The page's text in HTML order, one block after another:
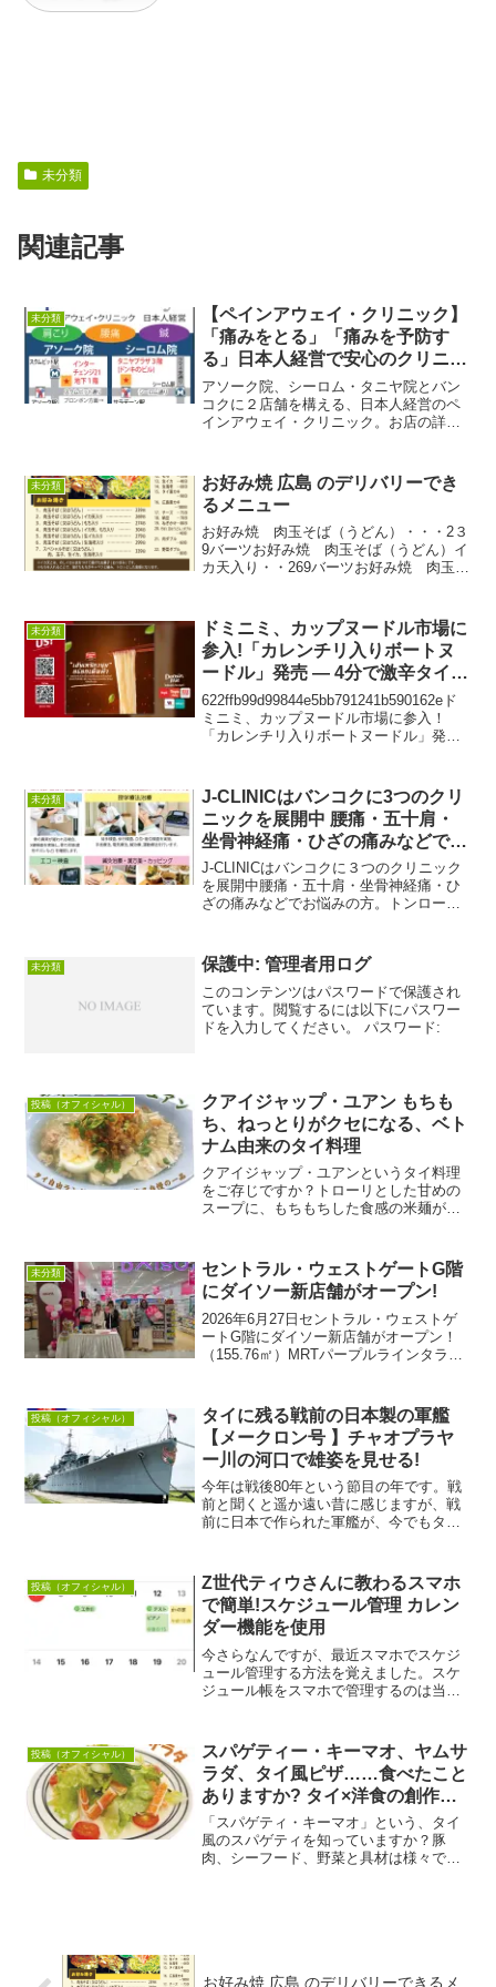
未分類
関連記事
未分類
【ペインアウェイ・クリニック】
「痛みをとる」「痛みを予防す
る」日本人経営で安心のクリニッ
ク
アソーク院、シーロム・タニヤ院とバン
コクに２店舗を構える、日本人経営のペ
インアウェイ・クリニック。お店の詳細
プ5選!→タイ自由ランドの紹介ページ
『ペインアウェイ・クリ...
未分類
お好み焼 広島 のデリバリーでき
るメニュー
お好み焼 肉玉そば（うどん）・・・2３
9バーツお好み焼 肉玉そば（うどん）イ
カ天入り・・269バーツお好み焼 肉玉そ
り・・299バーツお好み焼 肉玉そば（う
どん）生エビ...
未分類
ドミニミ、カップヌードル市場に
参入!「カレンチリ入りボートヌ
ードル」発売 ― 4分で激辛タイ風
のおいしさを堪能
622ffb99d99844e5bb791241b590162eド
ミニミ、カップヌードル市場に参入！
「カレンチリ入りボートヌードル」発売
タントヌードルブラ...
未分類
J-CLINICはバンコクに3つのクリ
ニックを展開中 腰痛・五十肩・
坐骨神経痛・ひざの痛みなどでお
悩みの方
J-CLINICはバンコクに３つのクリニック
を展開中腰痛・五十肩・坐骨神経痛・ひ
ざの痛みなどでお悩みの方。トンロー・
鍼灸治療・漢方薬で最適な治療を提案し
ます。３店...
未分類 保護中: 管理者用ログ
このコンテンツはパスワードで保護され
ています。閲覧するには以下にパスワー
ドを入力してください。 パスワード:
投稿（オフィシャル）
クアイジャップ・ユアン もちも
ち、ねっとりがクセになる、ベト
ナム由来のタイ料理
クアイジャップ・ユアンというタイ料理
をご存じですか？トローリとした甘めの
スープに、もちもちした食感の米麺が入
く、ハーブやトッピングのカリカリ揚げ
た揚げ玉ねぎが香る独特の...
未分類
セントラル・ウェストゲートG階
にダイソー新店舗がオープン!
2026年6月27日セントラル・ウェストゲ
ートG階にダイソー新店舗がオープン！
（155.76㎡）MRTパープルラインタラー
のお客様に、キャンバスバッグをプレゼ
ントい...
投稿（オフィシャル）
タイに残る戦前の日本製の軍艦
【メークロン号 】チャオプラヤ
ー川の河口で雄姿を見せる!
今年は戦後80年という節目の年です。戦
前と聞くと遥か遠い昔に感じますが、戦
前に日本で作られた軍艦が、今でもタイ
（Phra Chulachomklao Fort）にあるメー
ク...
投稿（オフィシャル）
Z世代ティウさんに教わるスマホ
で簡単!スケジュール管理 カレン
ダー機能を使用
今さらなんですが、最近スマホでスケジ
ュール管理する方法を覚えました。スケ
ジュール帳をスマホで管理するのは当た
合、（そこまで人生が充実してないから
でしょうか…）家庭内の予定...
投稿（オフィシャル）
スパゲティー・キーマオ、ヤムサ
ラダ、タイ風ピザ……食べたこと
ありますか? タイ×洋食の創作料
理 意外とイケる??
「スパゲティ・キーマオ」という、タイ
風のスパゲティを知っていますか？豚
肉、シーフード、野菜と具材は様々で、
お好み焼 広島 のデリバリーできるメ